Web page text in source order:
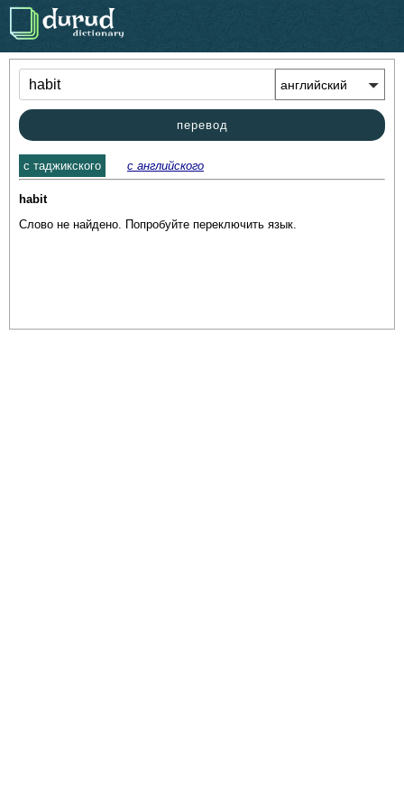
.
перевод
c таджикского с английского
habit
Слово не найдено. Попробуйте переключить язык.